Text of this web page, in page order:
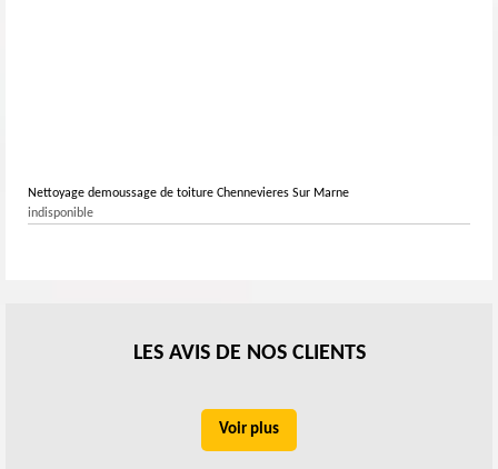
Nettoyage demoussage de toiture Chennevieres Sur Marne
indisponible
LES AVIS DE NOS CLIENTS
Voir plus